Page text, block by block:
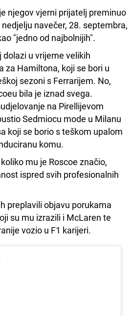
njegov vjerni prijatelj preminuo
navečer, 28. septembra,
"jedno od najbolnijih".
u vrijeme velikih
za Hamiltona, koji se bori u
sezoni s Ferrarijem. No,
bila je iznad svega.
na Pirellijevom
Sedmiocu mode u Milanu
koji se borio s teškom upalom
komu.
mu je Roscoe značio,
ispred svih profesionalnih
preplavili objavu porukama
su mu izrazili i McLaren te
vozio u F1 karijeri.